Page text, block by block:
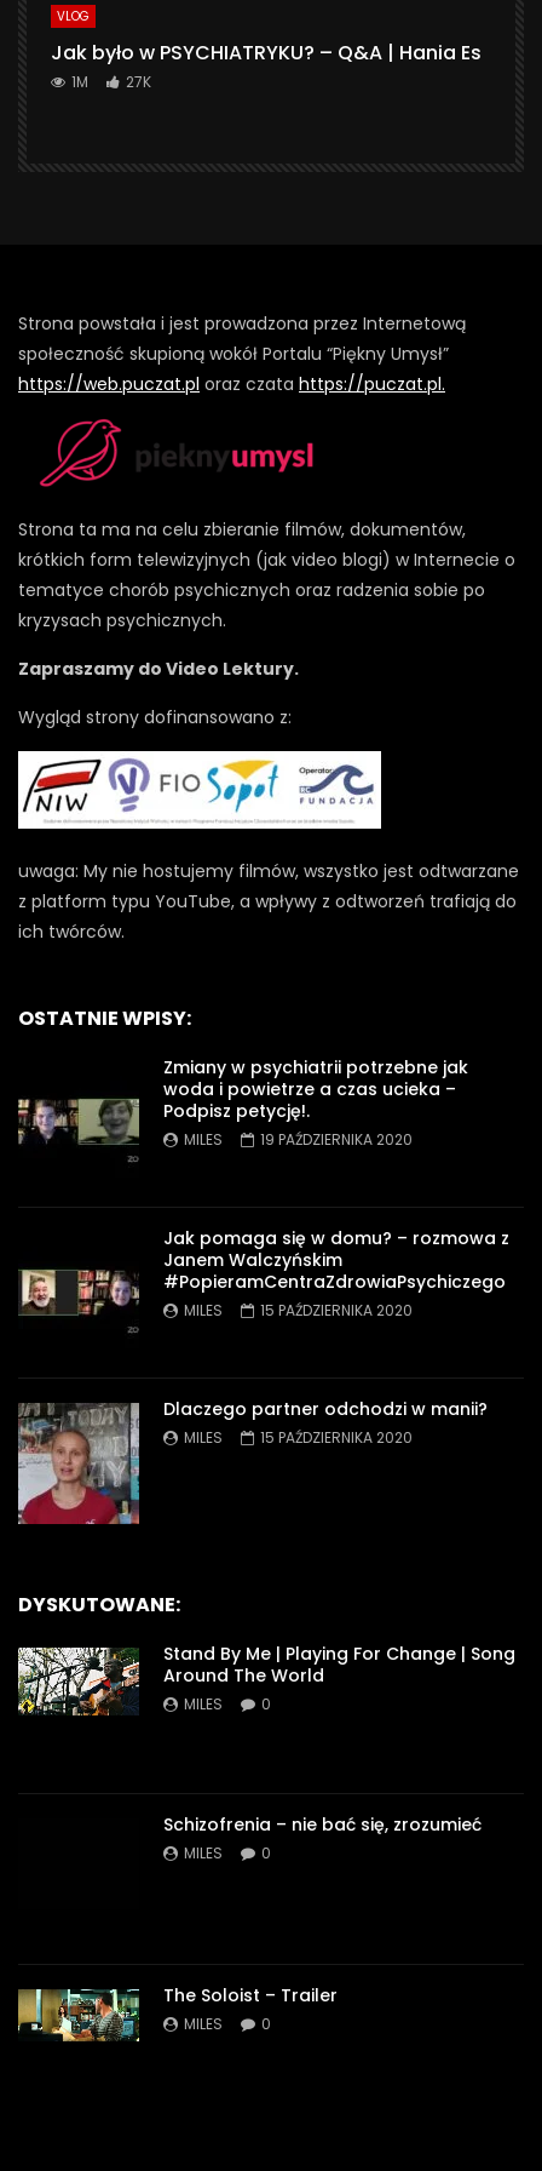
VLOG
Jak było w PSYCHIATRYKU? – Q&A | Hania Es
1M 27K
Strona powstała i jest prowadzona przez Internetową
społeczność skupioną wokół Portalu “Piękny Umysł”
https://web.puczat.pl oraz czata https://puczat.pl.
Strona ta ma na celu zbieranie filmów, dokumentów,
krótkich form telewizyjnych (jak video blogi) w Internecie o
tematyce chorób psychicznych oraz radzenia sobie po
kryzysach psychicznych.
Zapraszamy do Video Lektury.
Wygląd strony dofinansowano z:
uwaga: My nie hostujemy filmów, wszystko jest odtwarzane
z platform typu YouTube, a wpływy z odtworzeń trafiają do
ich twórców.
OSTATNIE WPISY:
Zmiany w psychiatrii potrzebne jak
woda i powietrze a czas ucieka –
Podpisz petycję!.
MILES 19 PAŹDZIERNIKA 2020
Jak pomaga się w domu? – rozmowa z
Janem Walczyńskim
#PopieramCentraZdrowiaPsychiczego
MILES 15 PAŹDZIERNIKA 2020
Dlaczego partner odchodzi w manii?
MILES 15 PAŹDZIERNIKA 2020
DYSKUTOWANE:
Stand By Me | Playing For Change | Song
Around The World
MILES 0
Schizofrenia – nie bać się, zrozumieć
MILES 0
The Soloist – Trailer
MILES 0